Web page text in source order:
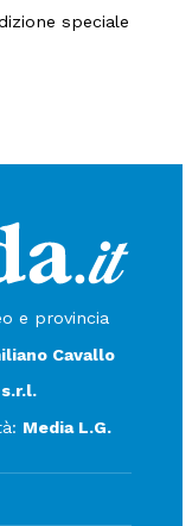
speciale
e provincia
Cavallo
Media L.G.